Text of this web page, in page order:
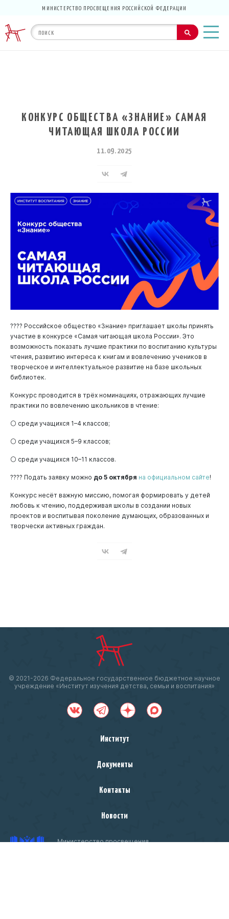
МИНИСТЕРСТВО ПРОСВЕЩЕНИЯ РОССИЙСКОЙ ФЕДЕРАЦИИ
КОНКУРС ОБЩЕСТВА «ЗНАНИЕ» САМАЯ
ЧИТАЮЩАЯ ШКОЛА РОССИИ
11.09.2025
???? Российское общество «Знание» приглашает школы принять
участие в конкурсе «Самая читающая школа России». Это
возможность показать лучшие практики по воспитанию культуры
чтения, развитию интереса к книгам и вовлечению учеников в
творческое и интеллектуальное развитие на базе школьных
библиотек.
Конкурс проводится в трёх номинациях, отражающих лучшие
практики по вовлечению школьников в чтение:
⚪️ среди учащихся 1–4 классов;
⚪️ среди учащихся 5–9 классов;
⚪️ среди учащихся 10–11 классов.
???? Подать заявку можно до 5 октября на официальном сайте!
Конкурс несёт важную миссию, помогая формировать у детей
любовь к чтению, поддерживая школы в создании новых
проектов и воспитывая поколение думающих, образованных и
творчески активных граждан.
© 2021-2026 Федеральное государственное бюджетное научное
учреждение «Институт изучения детства, семьи и воспитания»
Институт
Документы
Контакты
Новости
Министерство просвещения